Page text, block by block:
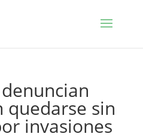
sin
invasiones